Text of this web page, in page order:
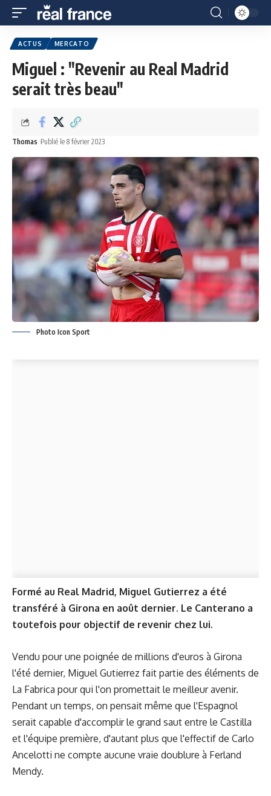
ACTUS MERCATO
Miguel : "Revenir au Real Madrid
serait très beau"
Thomas Publié le 8 février 2023
Photo Icon Sport
Formé au Real Madrid, Miguel Gutierrez a été
transféré à Girona en août dernier. Le Canterano a
toutefois pour objectif de revenir chez lui.
Vendu pour une poignée de millions d'euros à Girona
l'été dernier, Miguel Gutierrez fait partie des éléments de
La Fabrica pour qui l'on promettait le meilleur avenir.
Pendant un temps, on pensait même que l'Espagnol
serait capable d'accomplir le grand saut entre le Castilla
et l'équipe première, d'autant plus que l'effectif de Carlo
Ancelotti ne compte aucune vraie doublure à Ferland
Mendy.